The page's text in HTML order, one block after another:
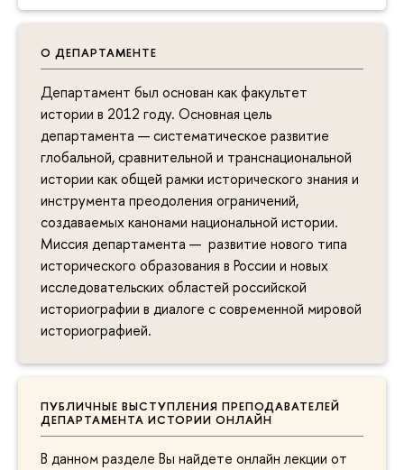
О ДЕПАРТАМЕНТЕ
Департамент был основан как факультет
истории в 2012 году. Основная цель
департамента — систематическое развитие
глобальной, сравнительной и транснациональной
истории как общей рамки исторического знания и
инструмента преодоления ограничений,
создаваемых канонами национальной истории.
Миссия департамента — развитие нового типа
исторического образования в России и новых
исследовательских областей российской
историографии в диалоге с современной мировой
историографией.
ПУБЛИЧНЫЕ ВЫСТУПЛЕНИЯ ПРЕПОДАВАТЕЛЕЙ
ДЕПАРТАМЕНТА ИСТОРИИ ОНЛАЙН
В данном разделе Вы найдете онлайн лекции от